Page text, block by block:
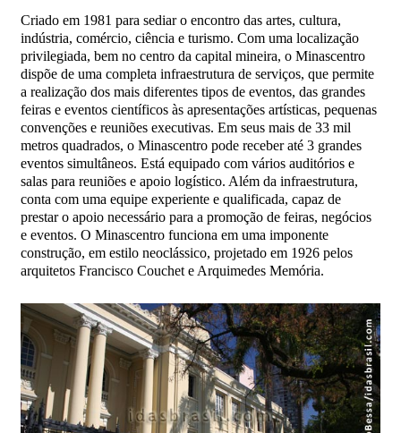
Criado em 1981 para sediar o encontro das artes, cultura,
indústria, comércio, ciência e turismo. Com uma localização
privilegiada, bem no centro da capital mineira, o Minascentro
dispõe de uma completa infraestrutura de serviços, que permite
a realização dos mais diferentes tipos de eventos, das grandes
feiras e eventos científicos às apresentações artísticas, pequenas
convenções e reuniões executivas. Em seus mais de 33 mil
metros quadrados, o Minascentro pode receber até 3 grandes
eventos simultâneos. Está equipado com vários auditórios e
salas para reuniões e apoio logístico. Além da infraestrutura,
conta com uma equipe experiente e qualificada, capaz de
prestar o apoio necessário para a promoção de feiras, negócios
e eventos. O Minascentro funciona em uma imponente
construção, em estilo neoclássico, projetado em 1926 pelos
arquitetos Francisco Couchet e Arquimedes Memória.